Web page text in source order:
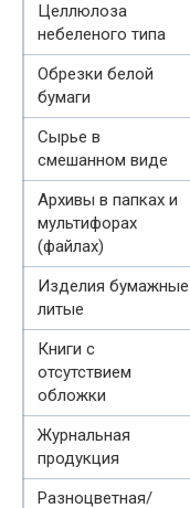
Целлюлоза
небеленого типа
Обрезки белой
бумаги
Сырье в
смешанном виде
Архивы в папках и
мультифорах
(файлах)
Изделия бумажные
литые
Книги с
отсутствием
обложки
Журнальная
продукция
Разноцветная/